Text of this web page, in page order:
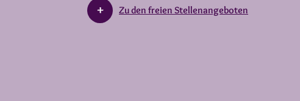
Zu den freien Stellenangeboten